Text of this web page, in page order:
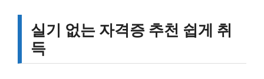
실기 없는 자격증 추천 쉽게 취
득